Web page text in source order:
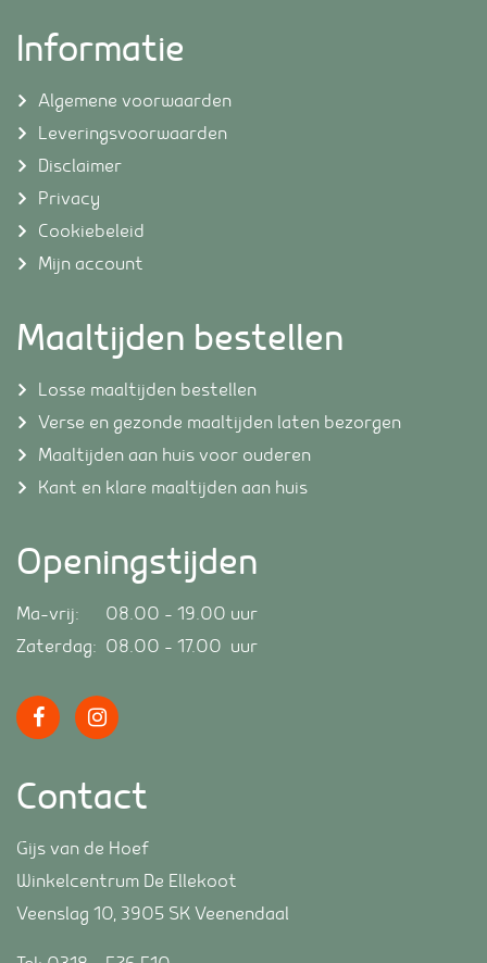
Informatie
Algemene voorwaarden
Leveringsvoorwaarden
Disclaimer
Privacy
Cookiebeleid
Mijn account
Maaltijden bestellen
Losse maaltijden bestellen
Verse en gezonde maaltijden laten bezorgen
Maaltijden aan huis voor ouderen
Kant en klare maaltijden aan huis
Openingstijden
Ma-vrij: 08.00 – 19.00 uur
Zaterdag: 08.00 – 17.00 uur
Contact
Gijs van de Hoef
Winkelcentrum De Ellekoot
Veenslag 10, 3905 SK Veenendaal